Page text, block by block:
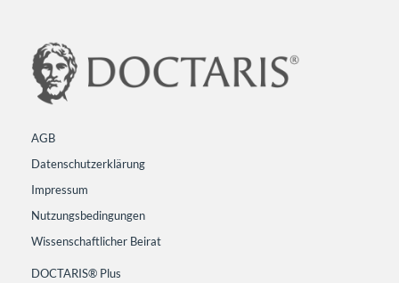
AGB
Datenschutzerklärung
Impressum
Nutzungsbedingungen
Wissenschaftlicher Beirat
DOCTARIS® Plus